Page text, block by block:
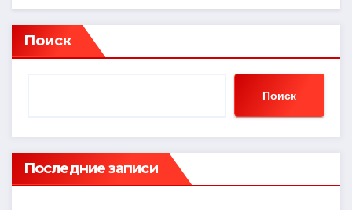
n
o
kl
ni
ki
at
s
A
er
e
a
р
в
ть
Поиск
Поиск
Последние записи